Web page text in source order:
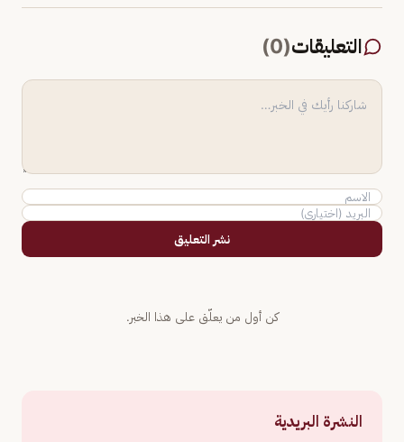
التعليقات(
0
)
نشر التعليق
كن أول من يعلّق على هذا الخبر.
النشرة البريدية